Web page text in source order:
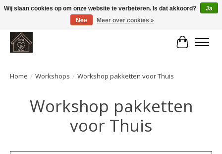
Large selection of products and fast shipping!
Home / Workshops / Workshop pakketten voor Thuis
Workshop pakketten
voor Thuis
Wij slaan cookies op om onze website te verbeteren. Is dat akkoord?
Ja
Nee
Meer over cookies »